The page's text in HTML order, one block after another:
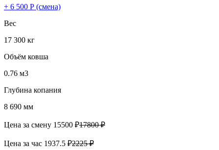
+ 6 500 Р (смена)
Вес
17 300 кг
Объём ковша
0.76 м3
Глубина копания
8 690 мм
Цена за смену 15500 ₽17800 ₽
Цена за час 1937.5 ₽2225 ₽